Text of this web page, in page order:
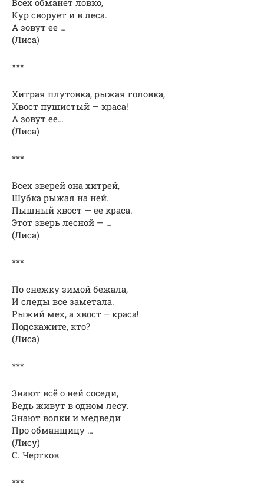
Кур сворует и в леса.
А зовут ее …
(Лиса)
***
Хитрая плутовка, рыжая головка,
Хвост пушистый — краса!
А зовут ее…
(Лиса)
***
Всех зверей она хитрей,
Шубка рыжая на ней.
Пышный хвост — ее краса.
Этот зверь лесной — …
(Лиса)
***
По снежку зимой бежала,
И следы все заметала.
Рыжий мех, а хвост – краса!
Подскажите, кто?
(Лиса)
***
Знают всё о ней соседи,
Ведь живут в одном лесу.
Знают волки и медведи
Про обманщицу …
(Лису)
С. Чертков
***